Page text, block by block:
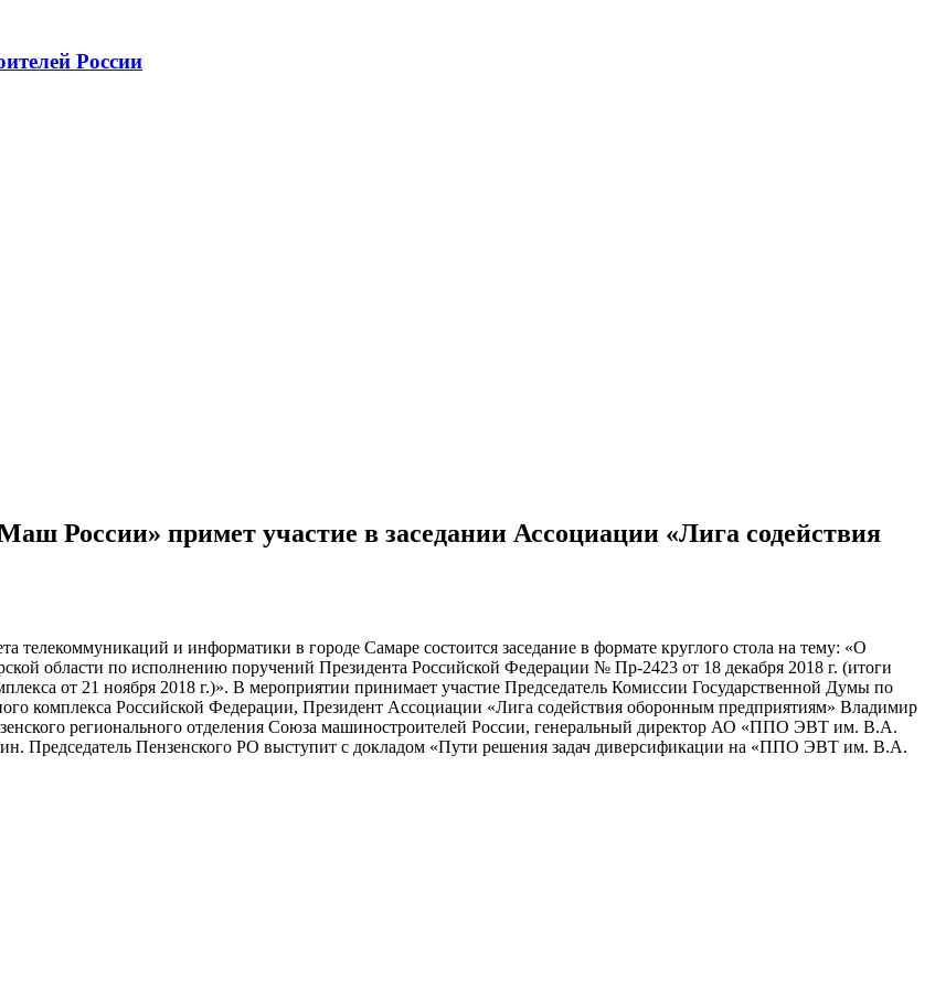
России
России» примет участие в заседании Ассоциации «Лига содействия
телекоммуникаций и информатики в городе Самаре состоится заседание в формате круглого стола на тему: «О
области по исполнению поручений Президента Российской Федерации № Пр-2423 от 18 декабря 2018 г. (итоги
от 21 ноября 2018 г.)». В мероприятии принимает участие Председатель Комиссии Государственной Думы по
комплекса Российской Федерации, Президент Ассоциации «Лига содействия оборонным предприятиям» Владимир
регионального отделения Союза машиностроителей России, генеральный директор АО «ППО ЭВТ им. В.А.
Председатель Пензенского РО выступит с докладом «Пути решения задач диверсификации на «ППО ЭВТ им. В.А.